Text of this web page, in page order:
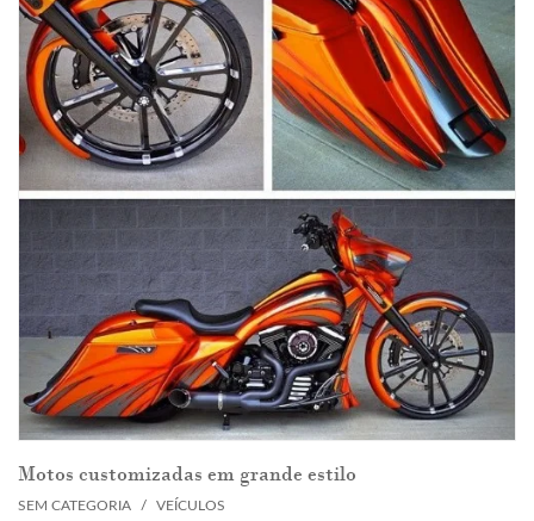
Motos customizadas em grande estilo
SEM CATEGORIA / VEÍCULOS